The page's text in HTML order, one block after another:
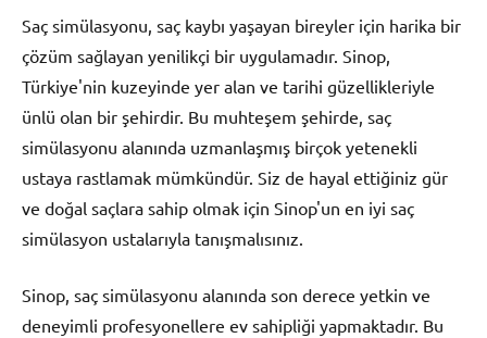
Saç simülasyonu, saç kaybı yaşayan bireyler için harika bir
çözüm sağlayan yenilikçi bir uygulamadır. Sinop,
Türkiye'nin kuzeyinde yer alan ve tarihi güzellikleriyle
ünlü olan bir şehirdir. Bu muhteşem şehirde, saç
simülasyonu alanında uzmanlaşmış birçok yetenekli
ustaya rastlamak mümkündür. Siz de hayal ettiğiniz gür
ve doğal saçlara sahip olmak için Sinop'un en iyi saç
simülasyon ustalarıyla tanışmalısınız.
Sinop, saç simülasyonu alanında son derece yetkin ve
deneyimli profesyonellere ev sahipliği yapmaktadır. Bu